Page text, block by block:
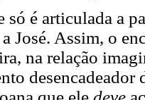
só é articulada a
José. Assim, o
na relação
desencadeador